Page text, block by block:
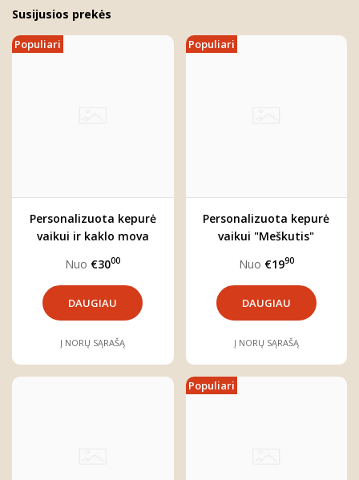
Susijusios prekės
Populiari
Personalizuota kepurė
vaikui ir kaklo mova
Nuo €3000
DAUGIAU
Į NORŲ SĄRAŠĄ
Populiari
Personalizuota kepurė
vaikui "Meškutis"
Nuo €1990
DAUGIAU
Į NORŲ SĄRAŠĄ
Populiari